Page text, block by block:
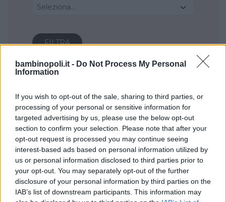
bambinopoli.it - Do Not Process My Personal
Information
If you wish to opt-out of the sale, sharing to third parties, or
processing of your personal or sensitive information for
targeted advertising by us, please use the below opt-out
section to confirm your selection. Please note that after your
opt-out request is processed you may continue seeing
interest-based ads based on personal information utilized by
us or personal information disclosed to third parties prior to
your opt-out. You may separately opt-out of the further
disclosure of your personal information by third parties on the
IAB’s list of downstream participants. This information may
Seleziona...